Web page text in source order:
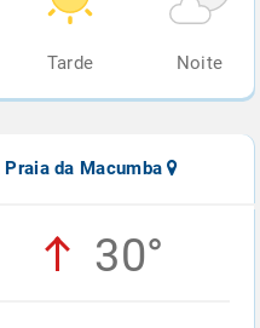
Tarde Noite
Praia da Macumba
30°